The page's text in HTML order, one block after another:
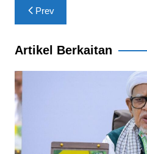
c
e
b
s
A
a
Post
navigation
Prev
Artikel Berkaitan